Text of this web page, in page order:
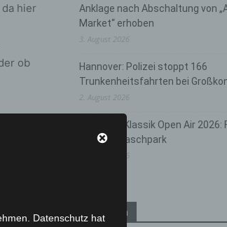
hier
ob
es
Anklage nach Abschaltung von
Market“ erhoben
3. August 2026
Hannover: Polizei stoppt 166
Trunkenheitsfahrten bei
2. August 2026
Hannover Klassik Open Air
Oper im Maschpark
Kategorien
Datenschutz hat